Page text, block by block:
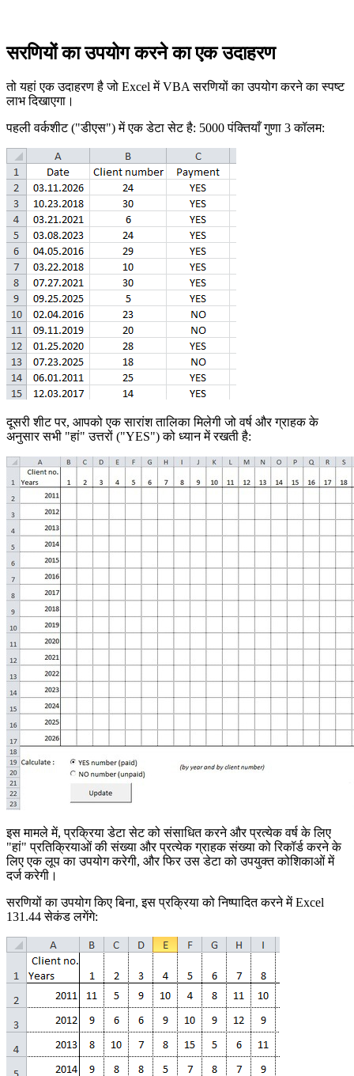
सरणियों का उपयोग करने का एक उदाहरण
तो यहां एक उदाहरण है जो Excel में VBA सरणियों का उपयोग करने का स्पष्ट
लाभ दिखाएगा।
पहली वर्कशीट ("डीएस") में एक डेटा सेट है: 5000 पंक्तियाँ गुणा 3 कॉलम:
दूसरी शीट पर, आपको एक सारांश तालिका मिलेगी जो वर्ष और ग्राहक के
अनुसार सभी "हां" उत्तरों ("YES") को ध्यान में रखती है:
इस मामले में, प्रक्रिया डेटा सेट को संसाधित करने और प्रत्येक वर्ष के लिए
"हां" प्रतिक्रियाओं की संख्या और प्रत्येक ग्राहक संख्या को रिकॉर्ड करने के
लिए एक लूप का उपयोग करेगी, और फिर उस डेटा को उपयुक्त कोशिकाओं में
दर्ज करेगी।
सरणियों का उपयोग किए बिना, इस प्रक्रिया को निष्पादित करने में Excel
131.44 सेकंड लगेंगे: